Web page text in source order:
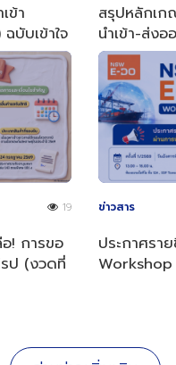
ข้า
บับเข้าใจ
สรุปหลักเก
นำเข้า-ส่งอ
19
! การขอ
ป (งวดที่
ข่าวสาร
ประกาศรา
Workshop